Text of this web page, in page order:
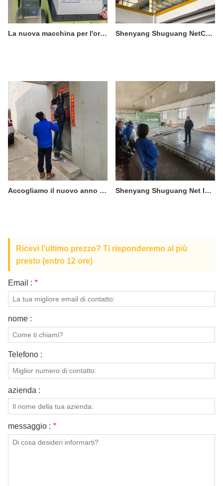
La nuova macchina per l'orditura è ufficialmente entrata in produzione. Shenyang Shuguang NetCo., Ltd. consegna con successo nastri trasportatori a spirale di alta qualità, riscuotendo un grande successo tra i clienti.
Accogliamo il nuovo anno con gioia Shenyang Shuguang Net Industry ha tenuto la riunione del personale di Capodanno
Ricevi l'ultimo prezzo? Ti risponderemo al più
presto (entro 12 ore)
Email : *
nome :
Telefono :
azienda :
messaggio : *